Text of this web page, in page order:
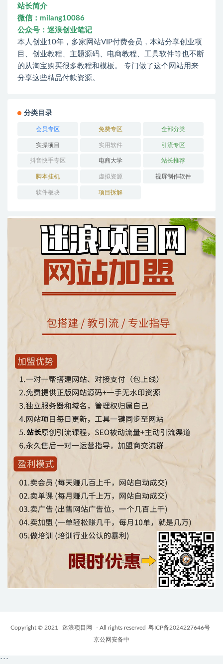
站长简介
微信：milang10086
公众号：迷浪创业笔记
本人创业10年，多家网站VIP付费会员，本站分享创业项
目、创业教程、主题源码、电商教程、工具软件等也不断
的从淘宝购买很多教程和模板。 专门做了这个网站用来
分享这些精品付款资源。
分类目录
会员专区 免费专区 全部分类
实操项目 实用软件 引流专区
抖音快手专区 电商大学 站长推荐
脚本挂机 虚拟资源 视屏制作软件
软件板块 项目拆解
Copyright © 2021 迷浪项目网 - All rights reserved 粤ICP备2024227646号
京公网安备中
```